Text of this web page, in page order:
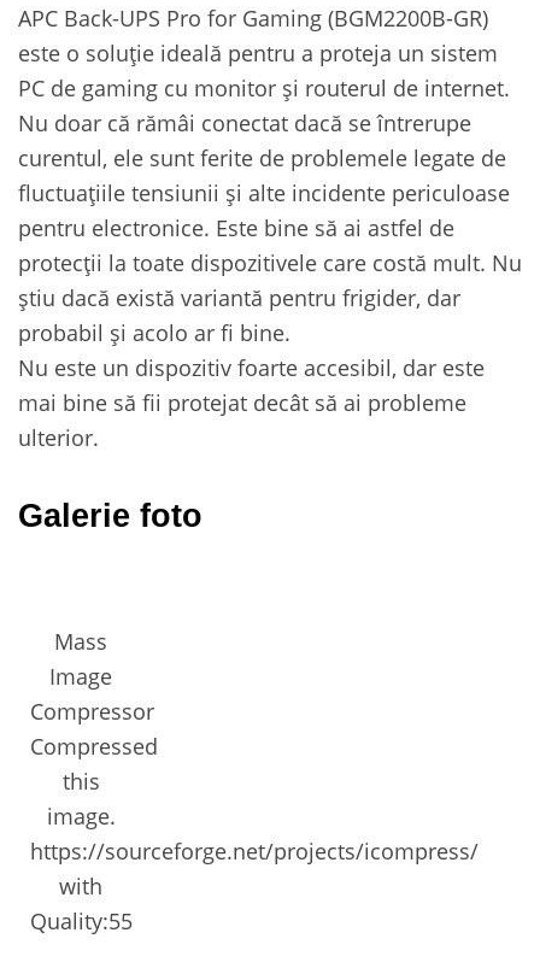
APC Back-UPS Pro for Gaming (BGM2200B-GR)
este o soluție ideală pentru a proteja un sistem
PC de gaming cu monitor și routerul de internet.
Nu doar că rămâi conectat dacă se întrerupe
curentul, ele sunt ferite de problemele legate de
fluctuațiile tensiunii și alte incidente periculoase
pentru electronice. Este bine să ai astfel de
protecții la toate dispozitivele care costă mult. Nu
știu dacă există variantă pentru frigider, dar
probabil și acolo ar fi bine.
Nu este un dispozitiv foarte accesibil, dar este
mai bine să fii protejat decât să ai probleme
ulterior.
Galerie foto
Mass
Image
Compressor
Compressed
this
image.
https://sourceforge.net/projects/icompress/
with
Quality:55